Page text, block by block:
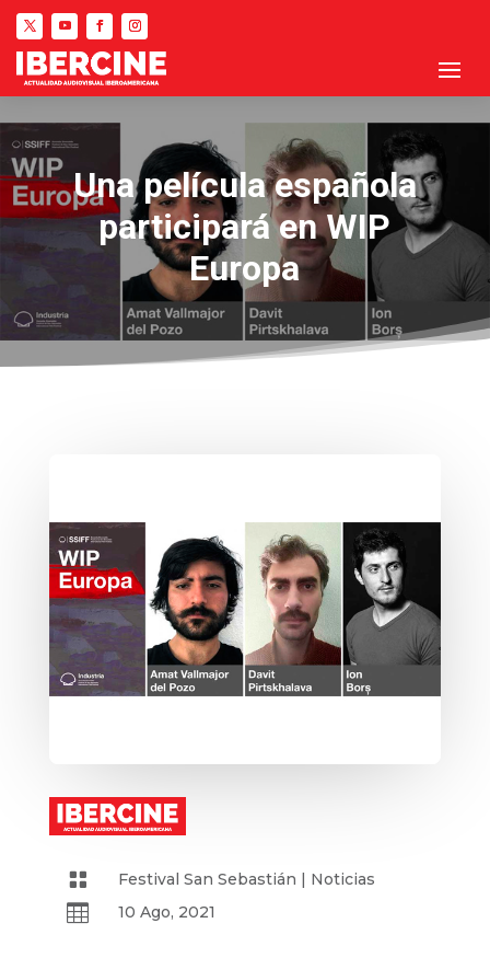
Una película española
participará en WIP
Europa
 Festival San Sebastián | Noticias
 10 Ago, 2021